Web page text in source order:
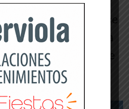
mucha historia, se
Si el tema
con el equipo de
político e